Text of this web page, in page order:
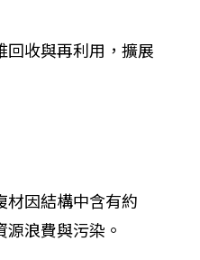
回收與再利用，擴展
材因結構中含有約
浪費與污染。